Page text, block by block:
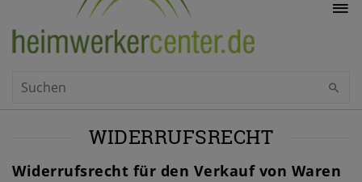
WIDERRUFS­RECHT
Widerrufsrecht für den Verkauf von Waren